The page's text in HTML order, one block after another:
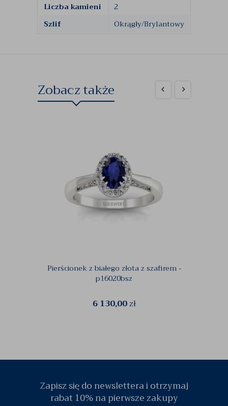
Liczba kamieni
2
Szlif
Okrągły/Brylantowy
Zobacz także
Pierścionek z białego złota z szafirem -
p16020bsz
6 130,00zł
Zapisz się do newslettera i otrzymaj
rabat 10% na pierwsze zakupy